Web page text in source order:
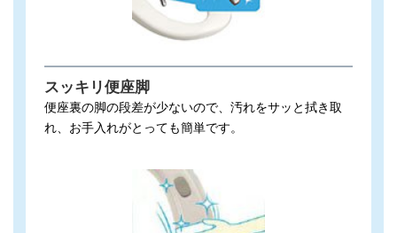
スッキリ便座脚
便座裏の脚の段差が少ないので、汚れをサッと拭き取
れ、お手入れがとっても簡単です。